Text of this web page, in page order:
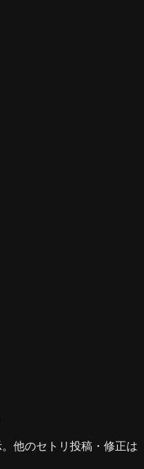
他のセトリ投稿・修正は